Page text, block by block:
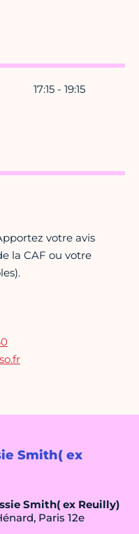
Smith( ex
Smith( ex Reuilly)
Paris 12e
17:15 - 19:15
votre avis
la CAF ou votre